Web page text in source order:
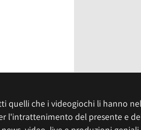
quelli che i videogiochi li hanno
l'intrattenimento del presente e